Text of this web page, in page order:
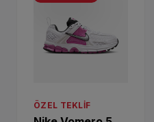
ÖZEL TEKLIF